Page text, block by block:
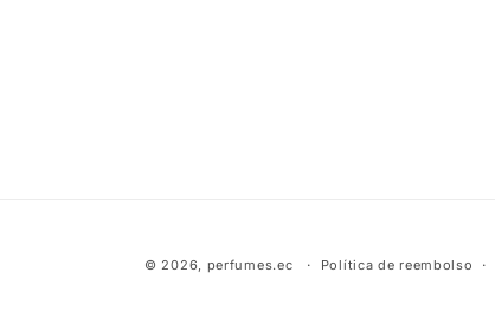
© 2026, perfumes.ec Política de reembolso